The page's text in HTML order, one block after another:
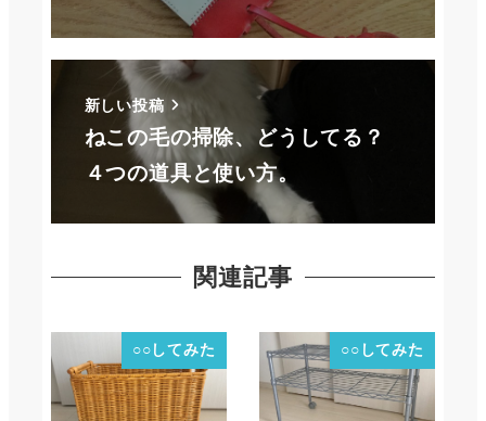
新しい投稿
ねこの毛の掃除、どうしてる？
４つの道具と使い方。
関連記事
○○してみた ○○してみた